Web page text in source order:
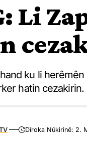
Li
ku li
hatin cezakirin.
Dîroka Nûkirinê: 2.